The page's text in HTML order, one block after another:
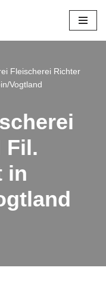
Fleischerei Richter
Vogtland
Fil.
in